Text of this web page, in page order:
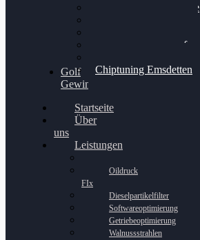
Bilgenroth Performance
Chiptuning Schüttorf
Chiptuning Emsdetten
Golf
Gewinnspiel
Startseite
Über
uns
Leistungen
Oildruck
FIx
Dieselpartikelfilter
Softwareoptimierung
Getriebeoptimierung
Walnussstrahlen